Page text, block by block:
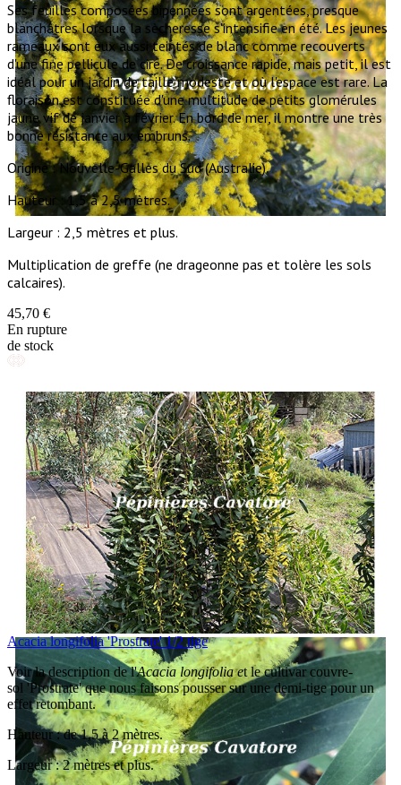
Ses feuilles composées bipennées sont argentées, presque
blanchâtres lorsque la sècheresse s'intensifie en été. Les jeunes
rameaux sont eux aussi teintés de blanc comme recouverts
d'une fine pellicule de cire. De croissance rapide, mais petit, il est
idéal pour un jardin de taille modeste et où l'espace est rare. La
floraison est constituée d'une multitude de petits glomérules
jaune vif de janvier à février. En bord de mer, il montre une très
bonne résistance aux embruns.
Origine : Nouvelle-Galles du Sud (Australie).
Hauteur : 1,5 à 2,5 mètres.
Largeur : 2,5 mètres et plus.
Multiplication de greffe (ne drageonne pas et tolère les sols
calcaires).
45,70 €
En rupture
de stock
Acacia longifolia 'Prostrate' 1/2 tige
Voir la description de l'Acacia longifolia et le cultivar couvre-
sol 'Prostrate' que nous faisons pousser sur une demi-tige pour un
effet retombant.
Hauteur : de 1,5 à 2 mètres.
Largeur : 2 mètres et plus.